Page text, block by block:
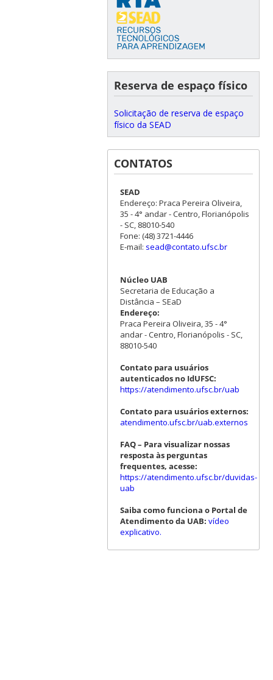
Reserva de espaço físico
Solicitação de reserva de espaço
físico da SEAD
CONTATOS
SEAD
Endereço: Praca Pereira Oliveira,
35 - 4° andar - Centro, Florianópolis
- SC, 88010-540
Fone: (48) 3721-4446
E-mail: sead@contato.ufsc.br
Núcleo UAB
Secretaria de Educação a
Distância – SEaD
Endereço:
Praca Pereira Oliveira, 35 - 4°
andar - Centro, Florianópolis - SC,
88010-540
Contato para usuários
autenticados no IdUFSC:
https://atendimento.ufsc.br/uab
Contato para usuários externos:
atendimento.ufsc.br/uab.externos
FAQ – Para visualizar nossas
resposta às perguntas
frequentes, acesse:
https://atendimento.ufsc.br/duvidas-
uab
Saiba como funciona o Portal de
Atendimento da UAB: vídeo
explicativo.